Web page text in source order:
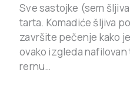
Sve sastojke (sem
tarta. Komadiće šljiva
završite pečenje kako
ovako izgleda
rernu…